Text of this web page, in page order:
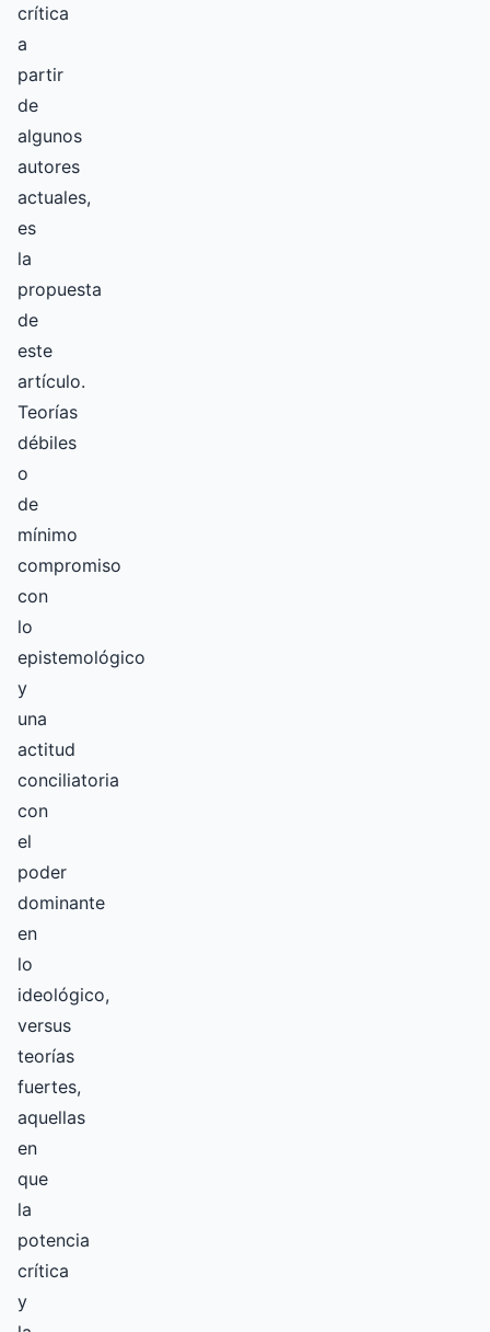
crítica
a
partir
de
algunos
autores
actuales,
es
la
propuesta
de
este
artículo.
Teorías
débiles
o
de
mínimo
compromiso
con
lo
epistemológico
y
una
actitud
conciliatoria
con
el
poder
dominante
en
lo
ideológico,
versus
teorías
fuertes,
aquellas
en
que
la
potencia
crítica
y